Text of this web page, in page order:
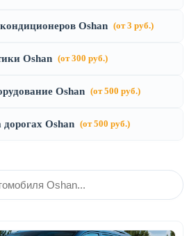
Oshan (от 3 руб.)
Oshan (от 300 руб.)
Oshan (от 500 руб.)
Oshan (от 500 руб.)